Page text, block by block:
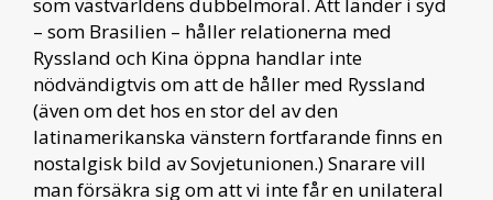
som västvärldens dubbelmoral. Att länder i syd
– som Brasilien – håller relationerna med
Ryssland och Kina öppna handlar inte
nödvändigtvis om att de håller med Ryssland
(även om det hos en stor del av den
latinamerikanska vänstern fortfarande finns en
nostalgisk bild av Sovjetunionen.) Snarare vill
man försäkra sig om att vi inte får en unilateral